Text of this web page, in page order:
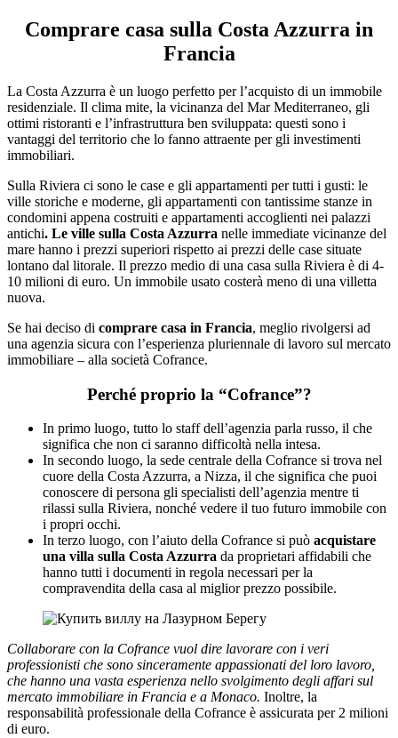
Comprare casa sulla Costa Azzurra in
Francia
La Costa Azzurra è un luogo perfetto per l’acquisto di un immobile
residenziale. Il clima mite, la vicinanza del Mar Mediterraneo, gli
ottimi ristoranti e l’infrastruttura ben sviluppata: questi sono i
vantaggi del territorio che lo fanno attraente per gli investimenti
immobiliari.
Sulla Riviera ci sono le case e gli appartamenti per tutti i gusti: le
ville storiche e moderne, gli appartamenti con tantissime stanze in
condomini appena costruiti e appartamenti accoglienti nei palazzi
antichi. Le ville sulla Costa Azzurra nelle immediate vicinanze del
mare hanno i prezzi superiori rispetto ai prezzi delle case situate
lontano dal litorale. Il prezzo medio di una casa sulla Riviera è di 4-
10 milioni di euro. Un immobile usato costerà meno di una villetta
nuova.
Se hai deciso di comprare casa in Francia, meglio rivolgersi ad
una agenzia sicura con l’esperienza pluriennale di lavoro sul mercato
immobiliare – alla società Cofrance.
Perché proprio la “Cofrance”?
In primo luogo, tutto lo staff dell’agenzia parla russo, il che
significa che non ci saranno difficoltà nella intesa.
In secondo luogo, la sede centrale della Cofrance si trova nel
cuore della Costa Azzurra, a Nizza, il che significa che puoi
conoscere di persona gli specialisti dell’agenzia mentre ti
rilassi sulla Riviera, nonché vedere il tuo futuro immobile con
i propri occhi.
In terzo luogo, con l’aiuto della Cofrance si può acquistare
una villa sulla Costa Azzurra da proprietari affidabili che
hanno tutti i documenti in regola necessari per la
compravendita della casa al miglior prezzo possibile.
Collaborare con la Cofrance vuol dire lavorare con i veri
professionisti che sono sinceramente appassionati del loro lavoro,
che hanno una vasta esperienza nello svolgimento degli affari sul
mercato immobiliare in Francia e a Monaco. Inoltre, la
responsabilità professionale della Cofrance è assicurata per 2 milioni
di euro.